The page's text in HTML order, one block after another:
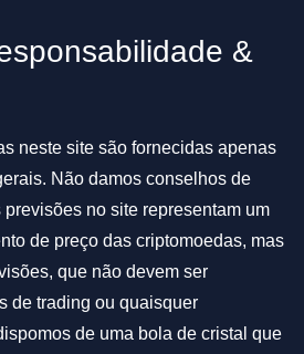
&
neste site são fornecidas apenas
Não damos conselhos de
no site representam um
de preço das criptomoedas, mas
que não devem ser
de trading ou quaisquer
de uma bola de cristal que